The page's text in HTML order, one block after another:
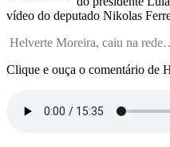
vídeo do deputado Nikolas
Helverte Moreira, caiu na
Clique e ouça o comentário de